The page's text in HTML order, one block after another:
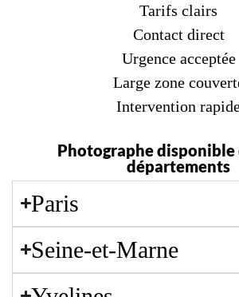
Tarifs clairs
Contact direct
Urgence acceptée
Large zone
Intervention
Photographe disponible
départements
Paris
Seine-et-Marne